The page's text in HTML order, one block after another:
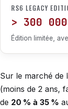
RS6 LEGACY
> 300
Édition limitée,
Sur le marché de
(moins de 2 ans,
de 20 % à 35 %